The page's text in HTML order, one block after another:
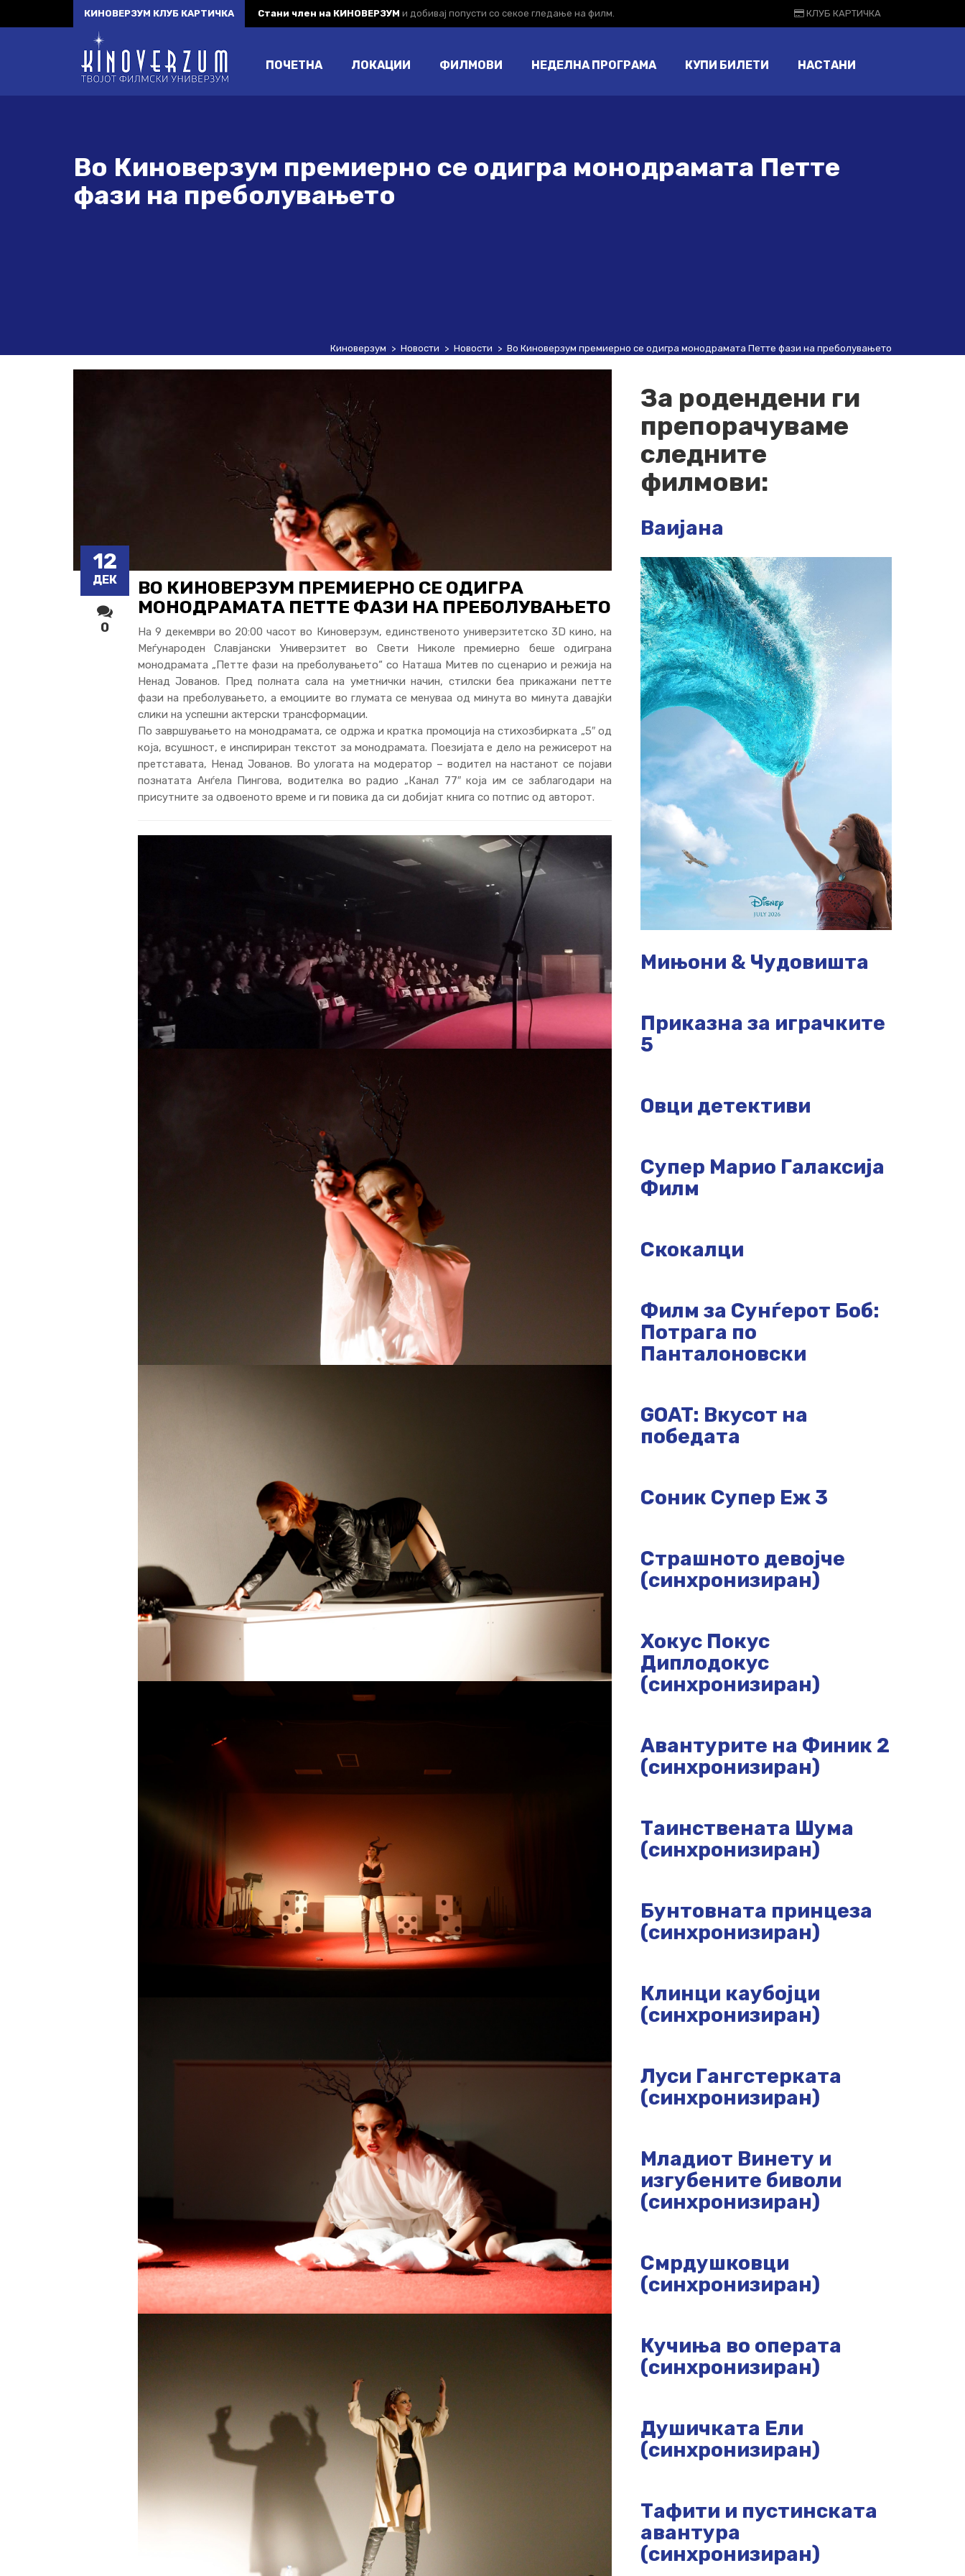
КИНОВЕРЗУМ КЛУБ КАРТИЧКА Стани член на КИНОВЕРЗУМ и добивај попусти со секое гледање на филм. КЛУБ КАРТИЧКА
ПОЧЕТНА ЛОКАЦИИ ФИЛМОВИ НЕДЕЛНА ПРОГРАМА КУПИ БИЛЕТИ НАСТАНИ
Во Киноверзум премиерно се одигра монодрамата Петте
фази на преболувањето
Киноверзум > Новости > Новости > Во Киноверзум премиерно се одигра монодрамата Петте фази на преболувањето
12
ДЕК
0
ВО КИНОВЕРЗУМ ПРЕМИЕРНО СЕ ОДИГРА
МОНОДРАМАТА ПЕТТЕ ФАЗИ НА ПРЕБОЛУВАЊЕТО
На 9 декември во 20:00 часот во Киноверзум, единственото универзитетско 3D кино, на
Меѓународен Славјански Универзитет во Свети Николе премиерно беше одиграна
монодрамата „Петте фази на преболувањето“ со Наташа Митев по сценарио и режија на
Ненад Јованов. Пред полната сала на уметнички начин, стилски беа прикажани петте
фази на преболувањето, а емоциите во глумата се менуваа од минута во минута давајќи
слики на успешни актерски трансформации.
По завршувањето на монодрамата, се одржа и кратка промоција на стихозбирката „5″ од
која, всушност, е инспириран текстот за монодрамата. Поезијата е дело на режисерот на
претставата, Ненад Јованов. Во улогата на модератор – водител на настанот се појави
познатата Анѓела Пингова, водителка во радио „Канал 77″ која им се заблагодари на
присутните за одвоеното време и ги повика да си добијат книга со потпис од авторот.
За родендени ги
препорачуваме
следните
филмови:
Ваијана
Мињони & Чудовишта
Приказна за играчките
5
Овци детективи
Супер Марио Галаксија
Филм
Скокалци
Филм за Сунѓерот Боб:
Потрага по
Панталоновски
GOAT: Вкусот на
победата
Соник Супер Еж 3
Страшното девојче
(синхронизиран)
Хокус Покус
Диплодокус
(синхронизиран)
Авантурите на Финик 2
(синхронизиран)
Таинствената Шума
(синхронизиран)
Бунтовната принцеза
(синхронизиран)
Клинци каубојци
(синхронизиран)
Луси Гангстерката
(синхронизиран)
Младиот Винету и
изгубените биволи
(синхронизиран)
Смрдушковци
(синхронизиран)
Кучиња во операта
(синхронизиран)
Душичката Ели
(синхронизиран)
Тафити и пустинската
авантура
(синхронизиран)